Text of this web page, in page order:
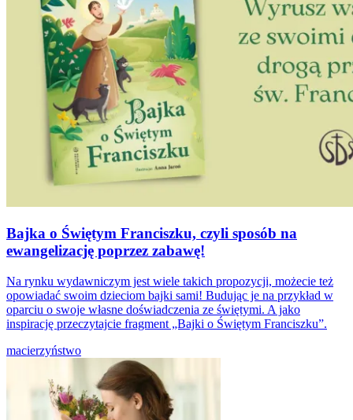
Bajka o Świętym Franciszku, czyli sposób na
ewangelizację poprzez zabawę!
Na rynku wydawniczym jest wiele takich propozycji, możecie też
opowiadać swoim dzieciom bajki sami! Budując je na przykład w
oparciu o swoje własne doświadczenia ze świętymi. A jako
inspirację przeczytajcie fragment „Bajki o Świętym Franciszku”.
macierzyństwo